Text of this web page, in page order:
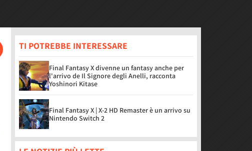
TI POTREBBE INTERESSARE
Final Fantasy X divenne un fantasy anche per
l'arrivo de Il Signore degli Anelli, racconta
Yoshinori Kitase
Final Fantasy X | X-2 HD Remaster è un arrivo su
Nintendo Switch 2